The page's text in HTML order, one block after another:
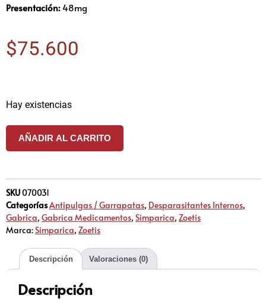
Presentación:48mg
$75.600
Hay existencias
AÑADIR AL CARRITO
SKU070031
CategoríasAntipulgas / Garrapatas, Desparasitantes Internos,
Gabrica, Gabrica Medicamentos, Simparica, Zoetis
Marca:Simparica, Zoetis
Descripción Valoraciones (0)
Descripción